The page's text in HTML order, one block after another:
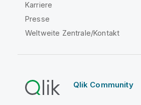
Karriere
Presse
Weltweite Zentrale/Kontakt
Qlik Community